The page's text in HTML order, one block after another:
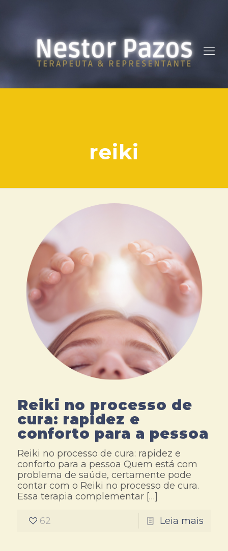
reiki
Reiki no processo de
cura: rapidez e
conforto para a pessoa
Reiki no processo de cura: rapidez e
conforto para a pessoa Quem está com
problema de saúde, certamente pode
contar com o Reiki no processo de cura.
Essa terapia complementar[…]
62 Leia mais